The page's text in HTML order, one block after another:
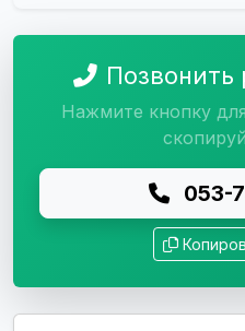
Нажмите кнопку
053-